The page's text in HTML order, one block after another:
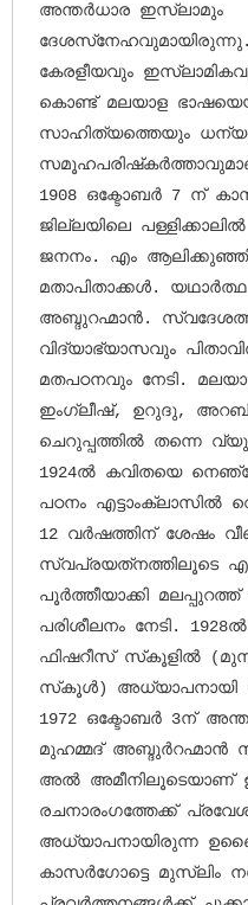
അന്തര്‍ധാര ഇസ്‌ലാമും
ദേശസ്‌നേഹവുമായിരുന്നു. ഭാരതീയവും
കേരളീയവും ഇസ്‌ലാമികവുമായ രചനകള്‍
കൊണ്ട് മലയാള ഭാഷയെയും
സാഹിത്യത്തെയും
സമൂഹപരിഷ്‌കര്‍ത്താവുമാണ് ഉബൈദ്.
1908 ഒക്ടോബര്‍ 7 ന്
ജില്ലയിലെ
ജനനം. എം
മതാപിതാക്കള്‍.
അബ്ദുറഹ്മാന്‍.
വിദ്യാഭ്യാസവും
മതപഠനവും നേടി.
ഇംഗ്ലീഷ്, ഉറുദു,
ചെറുപ്പത്തില്‍ തന്നെ
1924ല്‍ കവിതയെ
പഠനം എട്ടാംക്ലാസില്‍
12 വര്‍ഷത്തിന് ശേഷം
സ്വപ്രയത്‌നത്തിലൂടെ എട്ടാം തരം
പൂര്‍ത്തീയാക്കി
പരിശീലനം നേടി.
ഫിഷറീസ് സ്‌കൂളില്‍ (മുനീറുല്‍ ഇസ്‌ലാം
സ്‌കൂള്‍) അധ്യാപനായി ജോലി ചെയ്തു.
1972 ഒക്ടോബര്‍ 3ന്
മുഹമ്മദ് അബ്ദുര്‍റഹ്മാന്‍
അല്‍ അമീനിലൂടെയാണ്
രചനാരംഗത്തേക്ക്
അധ്യാപനായിരുന്ന
കാസര്‍ഗോട്ടെ മുസ്ലിം